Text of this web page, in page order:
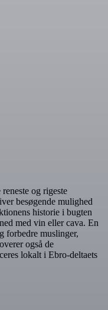
og rigeste
besøgende mulighed
historie i bugten
med vin eller cava. En
forbedre muslinger,
også de
lokalt i Ebro-deltaets